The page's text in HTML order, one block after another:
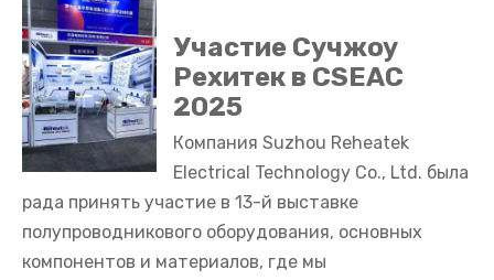
Участие Сучжоу
Рехитек в CSEAC
2025
Компания Suzhou Reheatek
Electrical Technology Co., Ltd. была
рада принять участие в 13-й выставке
полупроводникового оборудования, основных
компонентов и материалов, где мы